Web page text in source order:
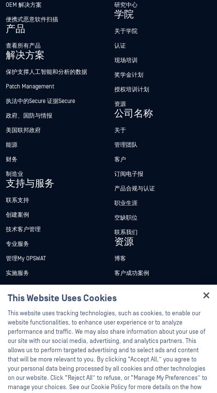
OEM 解决方案
便携式恶意软件扫描
产品
查看所有产品
解决方案
保护支撑人工智能和分析的数据
Patch Management
执法中的Secure 证据Secure
政府、国防与情报
美国联邦政府
能源
财务
制造业
支持与服务
联系支持
创建案例
技术客户管理
专业服务
管理My OPSWAT
实施服务
技术文档
培训
漏洞计划
合作伙伴
认证
技术合作伙伴
渠道合作伙伴计划
研究中心
学院
关于学院
认证
现场培训
奖学金计划
授权培训计划
资源
公司名称
关于
管理团队
客户
订阅电子报
产品合规与认证
职业生涯
空缺职位
联系我们
资源
博客
客户成功案例
新闻报道
活动
网络研讨会
产品型录
白皮书
免费工具
This Website Uses Cookies
This website uses tracking technologies, such as cookies, to enable our
website functionalities, to enhance user experience or to analyze
performance and traffic. We may also share information about your use of
our site with our social media, advertising, and analytics partners. This
allows us to perform targeted advertising and to select ads and content
that will be more relevant to you. By clicking “Accept All,” you agree to
your personal data being processed by all cookies and other technologies
on our website. Click “Reject All” to refuse, or “Manage My Preferences” to
manage your choices. See our Cookie Policy for more details on the how
Hey there!
I'm Ozzy, your OPSWAT virtual assistant.
How can I help you secure what's critical
today?